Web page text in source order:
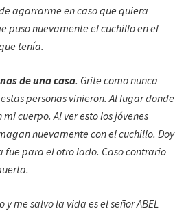
agarrarme en caso que quiera
puso nuevamente el cuchillo en el
tenía.
de una casa. Grite como nunca
personas vinieron. Al lugar donde
cuerpo. Al ver esto los jóvenes
nuevamente con el cuchillo. Doy
fue para el otro lado. Caso contrario
me salvo la vida es el señor ABEL